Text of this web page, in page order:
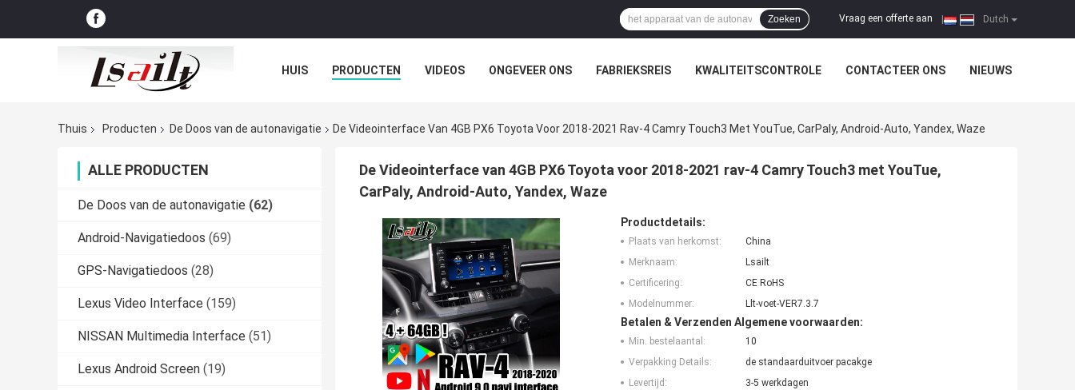
Dutch
Vraag een offerte aan
Zoeken
HUIS PRODUCTEN VIDEOS ONGEVEER ONS FABRIEKSREIS KWALITEITSCONTROLE CONTACTEER ONS NIEUWS
Thuis
Producten De Doos van de autonavigatie De Videointerface Van 4GB PX6 Toyota Voor 2018-2021 Rav-4 Camry Touch3 Met YouTue, CarPaly, Android-Auto, Yandex, Waze
ALLE PRODUCTEN
De Doos van de autonavigatie (62)
Android-Navigatiedoos (69)
GPS-Navigatiedoos (28)
Lexus Video Interface (159)
NISSAN Multimedia Interface (51)
Lexus Android Screen (19)
De Videointerface van 4GB PX6 Toyota voor 2018-2021 rav-4 Camry Touch3 met YouTue,
CarPaly, Android-Auto, Yandex, Waze
Productdetails:
Plaats van herkomst:
China
Merknaam:
Lsailt
Certificering:
CE RoHS
Modelnummer:
Llt-voet-VER7.3.7
Betalen & Verzenden Algemene voorwaarden:
Min. bestelaantal:
10
Verpakking Details:
de standaarduitvoer pacakge
Levertijd:
3-5 werkdagen